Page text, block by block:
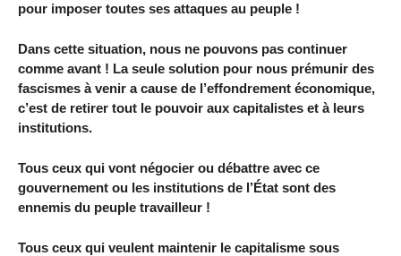
pour imposer toutes ses attaques au peuple !
Dans cette situation, nous ne pouvons pas continuer
comme avant ! La seule solution pour nous prémunir des
fascismes à venir a cause de l’effondrement économique,
c’est de retirer tout le pouvoir aux capitalistes et à leurs
institutions.
Tous ceux qui vont négocier ou débattre avec ce
gouvernement ou les institutions de l’État sont des
ennemis du peuple travailleur !
Tous ceux qui veulent maintenir le capitalisme sous